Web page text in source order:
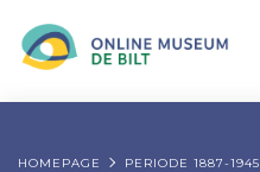
HOMEPAGE PERIODE 1887-1945